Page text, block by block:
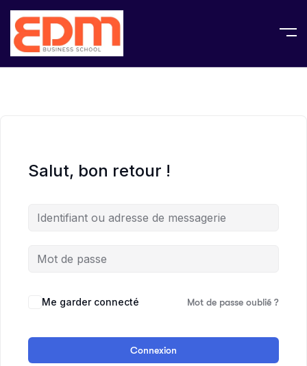
Salut, bon retour !
Me garder connecté Mot de passe oublié ?
Connexion